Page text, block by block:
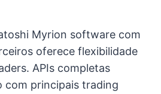
Myrion software com
oferece flexibilidade
APIs completas
com principais trading